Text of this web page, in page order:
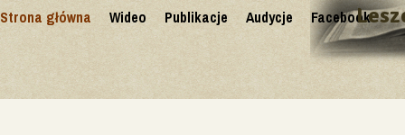
Strona główna Wideo Publikacje Audycje Facebook